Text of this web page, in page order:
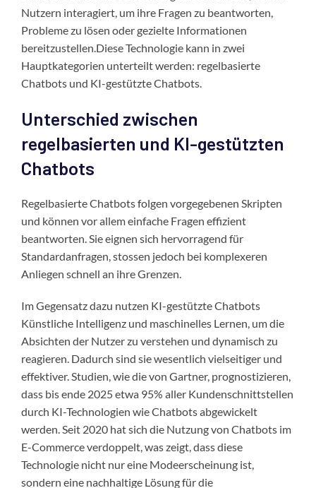
Nutzern interagiert, um ihre Fragen zu beantworten,
Probleme zu lösen oder gezielte Informationen
bereitzustellen.Diese Technologie kann in zwei
Hauptkategorien unterteilt werden: regelbasierte
Chatbots und KI-gestützte Chatbots.
Unterschied zwischen
regelbasierten und KI-gestützten
Chatbots
Regelbasierte Chatbots folgen vorgegebenen Skripten
und können vor allem einfache Fragen effizient
beantworten. Sie eignen sich hervorragend für
Standardanfragen, stossen jedoch bei komplexeren
Anliegen schnell an ihre Grenzen.
Im Gegensatz dazu nutzen KI-gestützte Chatbots
Künstliche Intelligenz und maschinelles Lernen, um die
Absichten der Nutzer zu verstehen und dynamisch zu
reagieren. Dadurch sind sie wesentlich vielseitiger und
effektiver. Studien, wie die von Gartner, prognostizieren,
dass bis ende 2025 etwa 95% aller Kundenschnittstellen
durch KI-Technologien wie Chatbots abgewickelt
werden. Seit 2020 hat sich die Nutzung von Chatbots im
E-Commerce verdoppelt, was zeigt, dass diese
Technologie nicht nur eine Modeerscheinung ist,
sondern eine nachhaltige Lösung für die